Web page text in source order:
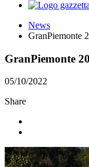
News
GranPiemonte
GranPiemonte
05/10/2022
Share